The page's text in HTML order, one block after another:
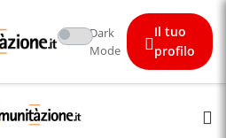
Dark
Mode
Il tuo
profilo